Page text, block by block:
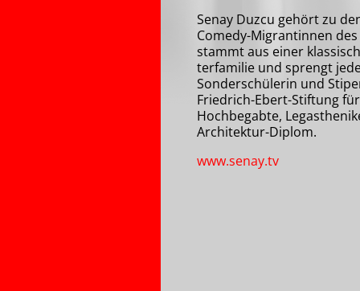
Senay Duzcu gehört zu
Comedy-Migrantinnen des
stammt aus einer
ter­fa­mi­lie und sprengt
Sonderschülerin und
Friedrich-Ebert-Stiftung für
Hochbegabte,
Architektur-Diplom.
www.senay.tv